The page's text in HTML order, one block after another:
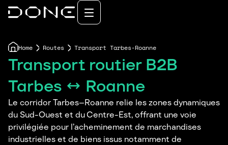
Home Routes Transport Tarbes-Roanne
Transport routier B2B
Tarbes ↔ Roanne
Le corridor Tarbes–Roanne relie les zones dynamiques
du Sud-Ouest et du Centre-Est, offrant une voie
privilégiée pour l’acheminement de marchandises
industrielles et de biens issus notamment de